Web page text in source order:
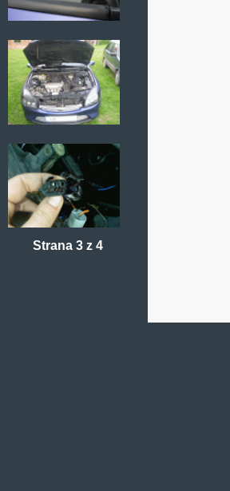
Strana 3 z 4